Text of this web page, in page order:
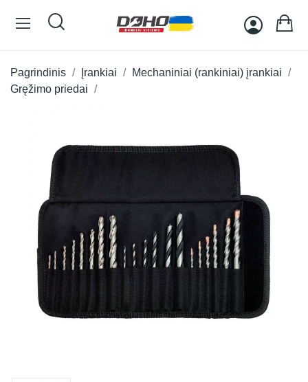
Pagrindinis Įrankiai
Mechaniniai (rankiniai) įrankiai
Gręžimo priedai